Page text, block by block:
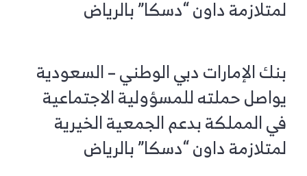
لمتلازمة داون “دسكا” بالرياض
بنك الإمارات دبي الوطني – السعودية
يواصل حملته للمسؤولية الاجتماعية
في المملكة بدعم الجمعية الخيرية
لمتلازمة داون “دسكا” بالرياض